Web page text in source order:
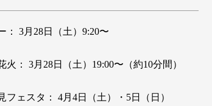
： 3月28日（土）9:20〜
火： 3月28日（土）19:00〜（約10分間）
フェスタ： 4月4日（土）・5日（日）